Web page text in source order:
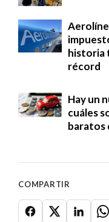
historia
récord
Hay un
cuáles
baratos
COMPARTIR